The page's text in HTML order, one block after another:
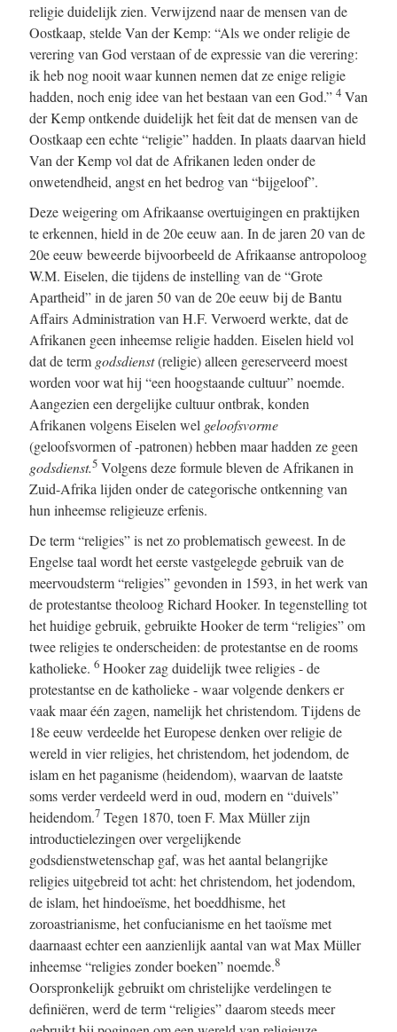
religie duidelijk zien. Verwijzend naar de mensen van de
Oostkaap, stelde Van der Kemp: “Als we onder religie de
verering van God verstaan of de expressie van die verering:
ik heb nog nooit waar kunnen nemen dat ze enige religie
hadden, noch enig idee van het bestaan van een God.” 4 Van
der Kemp ontkende duidelijk het feit dat de mensen van de
Oostkaap een echte “religie” hadden. In plaats daarvan hield
Van der Kemp vol dat de Afrikanen leden onder de
onwetendheid, angst en het bedrog van “bijgeloof”.
Deze weigering om Afrikaanse overtuigingen en praktijken
te erkennen, hield in de 20e eeuw aan. In de jaren 20 van de
20e eeuw beweerde bijvoorbeeld de Afrikaanse antropoloog
W.M. Eiselen, die tijdens de instelling van de “Grote
Apartheid” in de jaren 50 van de 20e eeuw bij de Bantu
Affairs Administration van H.F. Verwoerd werkte, dat de
Afrikanen geen inheemse religie hadden. Eiselen hield vol
dat de term godsdienst(religie) alleen gereserveerd moest
worden voor wat hij “een hoogstaande cultuur” noemde.
Aangezien een dergelijke cultuur ontbrak, konden
Afrikanen volgens Eiselen wel geloofsvorme
(geloofsvormen of -patronen) hebben maar hadden ze geen
godsdienst.5 Volgens deze formule bleven de Afrikanen in
Zuid-Afrika lijden onder de categorische ontkenning van
hun inheemse religieuze erfenis.
De term “religies” is net zo problematisch geweest. In de
Engelse taal wordt het eerste vastgelegde gebruik van de
meervoudsterm “religies” gevonden in 1593, in het werk van
de protestantse theoloog Richard Hooker. In tegenstelling tot
het huidige gebruik, gebruikte Hooker de term “religies” om
twee religies te onderscheiden: de protestantse en de rooms
katholieke. 6 Hooker zag duidelijk twee religies - de
protestantse en de katholieke - waar volgende denkers er
vaak maar één zagen, namelijk het christendom. Tijdens de
18e eeuw verdeelde het Europese denken over religie de
wereld in vier religies, het christendom, het jodendom, de
islam en het paganisme (heidendom), waarvan de laatste
soms verder verdeeld werd in oud, modern en “duivels”
heidendom.7 Tegen 1870, toen F. Max Müller zijn
introductielezingen over vergelijkende
godsdienstwetenschap gaf, was het aantal belangrijke
religies uitgebreid tot acht: het christendom, het jodendom,
de islam, het hindoeïsme, het boeddhisme, het
zoroastrianisme, het confucianisme en het taoïsme met
daarnaast echter een aanzienlijk aantal van wat Max Müller
inheemse “religies zonder boeken” noemde.8
Oorspronkelijk gebruikt om christelijke verdelingen te
definiëren, werd de term “religies” daarom steeds meer